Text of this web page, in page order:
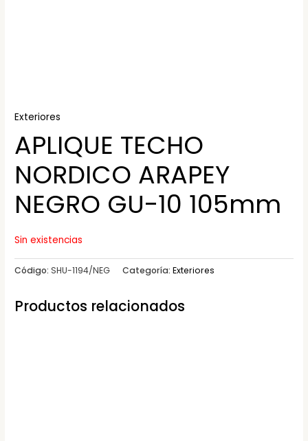
Exteriores
APLIQUE TECHO
NORDICO ARAPEY
NEGRO GU-10 105mm
Sin existencias
Código:SHU-1194/NEG Categoría:Exteriores
Productos relacionados